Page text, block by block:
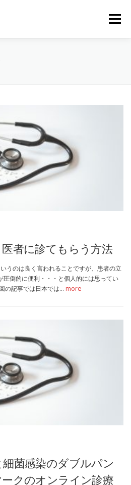
メニュー
報
働き方
ログ
者に診てもらう方法
うのは良く言われることですが、患者の立
圧倒的に便利・・・と個人的には思ってい
の記事では日本では… more
菌感染のダブルパン
クのオンライン診療